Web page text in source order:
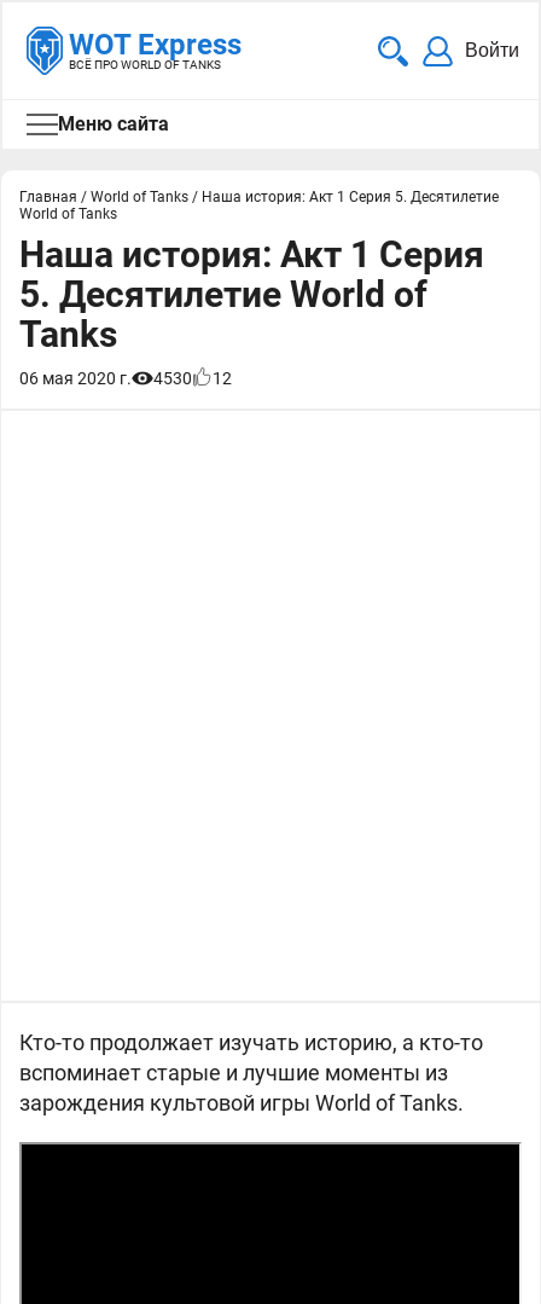
WOT Express
ВСЁ ПРО WORLD OF TANKS
Войти
Меню сайта
Главная / World of Tanks / Наша история: Акт 1 Серия 5. Десятилетие
World of Tanks
Наша история: Акт 1 Серия
5. Десятилетие World of
Tanks
06 мая 2020 г. 4530 12
Кто-то продолжает изучать историю, а кто-то
вспоминает старые и лучшие моменты из
зарождения культовой игры World of Tanks.